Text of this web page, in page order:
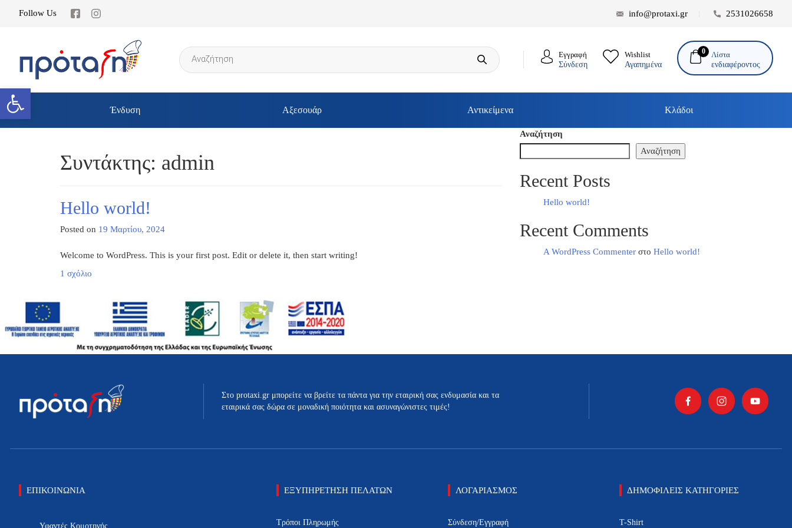
Ανοίξτε τη γραμμή εργαλείων
Follow Us info@protaxi.gr 2531026658
Products
search
Εγγραφή
Σύνδεση
Wishlist
Αγαπημένα
0
Λίστα
ενδιαφέροντος
Ένδυση Αξεσουάρ Αντικείμενα Κλάδοι
Συντάκτης: admin
Hello world!
Posted on 19 Μαρτίου, 2024
Welcome to WordPress. This is your first post. Edit or delete it, then start writing!
1 σχόλιο
Αναζήτηση
Αναζήτηση
Recent Posts
Hello world!
Recent Comments
A WordPress Commenter στο Hello world!
Στο protaxi.gr μπορείτε να βρείτε τα πάντα για την εταιρική σας ενδυμασία και τα
εταιρικά σας δώρα σε μοναδική ποιότητα και ασυναγώνιστες τιμές!
ΕΠΙΚΟΙΝΩΝΙΑ
Υφαντές Κομοτηνής
ΕΞΥΠΗΡΕΤΗΣΗ ΠΕΛΑΤΩΝ
Τρόποι Πληρωμής
ΛΟΓΑΡΙΑΣΜΟΣ
Σύνδεση/Εγγραφή
ΔΗΜΟΦΙΛΕΙΣ ΚΑΤΗΓΟΡΙΕΣ
T-Shirt